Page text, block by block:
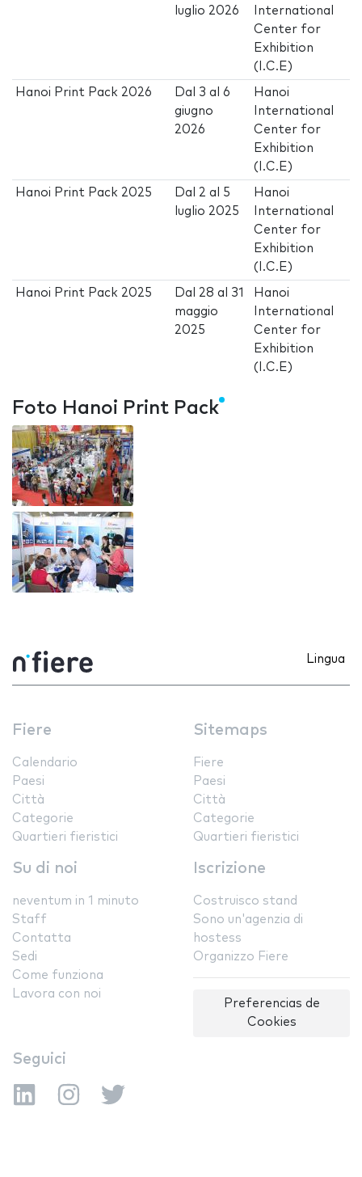
luglio 2026
International
Center for
Exhibition
(I.C.E)
Hanoi Print Pack 2026 Dal 3 al6
giugno
2026
Hanoi
International
Center for
Exhibition
(I.C.E)
Hanoi Print Pack 2025 Dal 2 al 5
luglio 2025
Hanoi
International
Center for
Exhibition
(I.C.E)
Hanoi Print Pack 2025 Dal 28 al 31
maggio
2025
Hanoi
International
Center for
Exhibition
(I.C.E)
Foto Hanoi Print Pack
Lingua
Fiere
Calendario
Paesi
Città
Categorie
Quartieri fieristici
Sitemaps
Fiere
Paesi
Città
Categorie
Quartieri fieristici
Su di noi
neventum in 1 minuto
Staff
Contatta
Sedi
Come funziona
Lavora con noi
Iscrizione
Costruisco stand
Sono un'agenzia di
hostess
Organizzo Fiere
Preferencias de
Cookies
Seguici